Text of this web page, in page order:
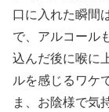
口に入れた瞬間
で、アルコール
込んだ後に喉に
ルを感じるワケ
ま、お陰様で気